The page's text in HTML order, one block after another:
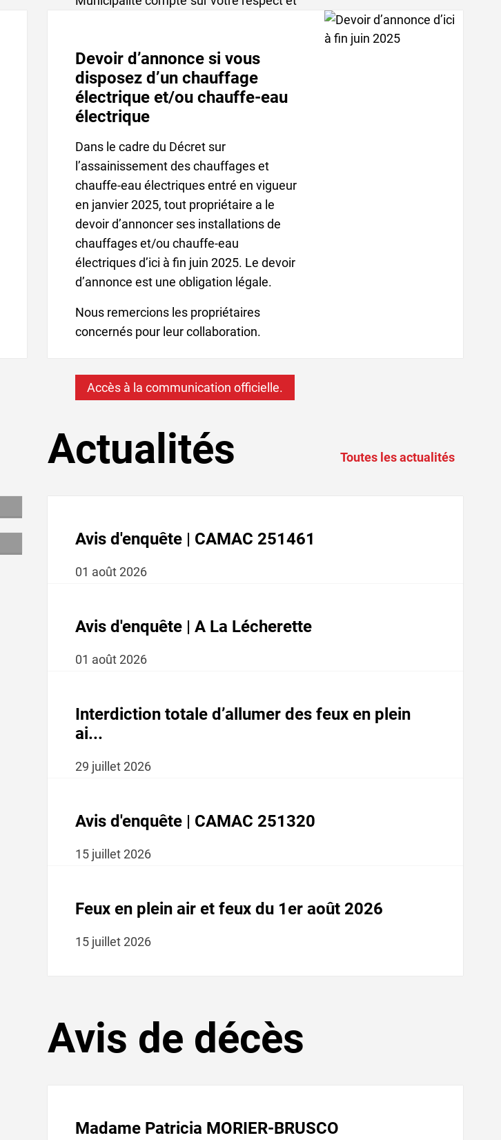
compréhension.
Devoir d’annonce si vous
disposez d’un chauffage
électrique et/ou chauffe-eau
électrique
Dans le cadre du Décret sur
l’assainissement des chauffages et
chauffe-eau électriques entré en vigueur
en janvier 2025, tout propriétaire a le
devoir d’annoncer ses installations de
chauffages et/ou chauffe-eau
électriques d’ici à fin juin 2025. Le devoir
d’annonce est une obligation légale.
Nous remercions les propriétaires
concernés pour leur collaboration.
Accès à la communication officielle.
Actualités
01 août2026
Avis d'enquête | CAMAC 251461
01 août2026
Avis d'enquête | A La Lécherette
29 juillet2026
Interdiction totale d’allumer des feux en plein
ai...
15 juillet2026
Avis d'enquête | CAMAC 251320
15 juillet2026
Feux en plein air et feux du 1er août 2026
Toutes les actualités
Avis de décès
Madame Patricia MORIER-BRUSCO